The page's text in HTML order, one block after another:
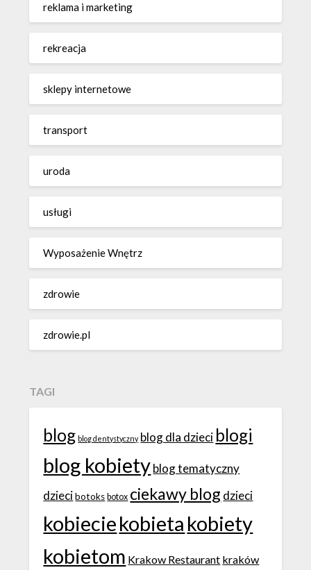
reklama i marketing
rekreacja
sklepy internetowe
transport
uroda
usługi
Wyposażenie Wnętrz
zdrowie
zdrowie.pl
TAGI
blog blog dentystyczny blog dla dzieci blogi
blog kobietyblog tematyczny
dzieci botoks botox ciekawy blog dzieci
kobieciekobieta kobiety
kobietom Krakow Restaurant kraków